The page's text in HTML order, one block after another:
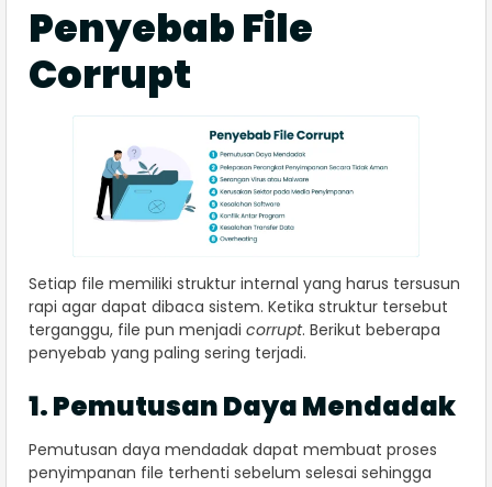
Penyebab File
Corrupt
Setiap file memiliki struktur internal yang harus tersusun
rapi agar dapat dibaca sistem. Ketika struktur tersebut
terganggu, file pun menjadi corrupt. Berikut beberapa
penyebab yang paling sering terjadi.
1. Pemutusan Daya Mendadak
Pemutusan daya mendadak dapat membuat proses
penyimpanan file terhenti sebelum selesai sehingga